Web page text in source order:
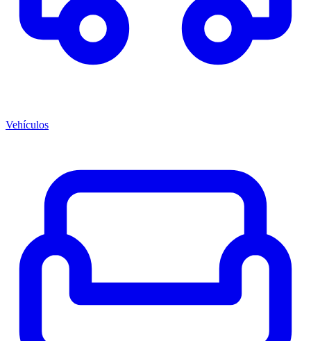
Vehículos